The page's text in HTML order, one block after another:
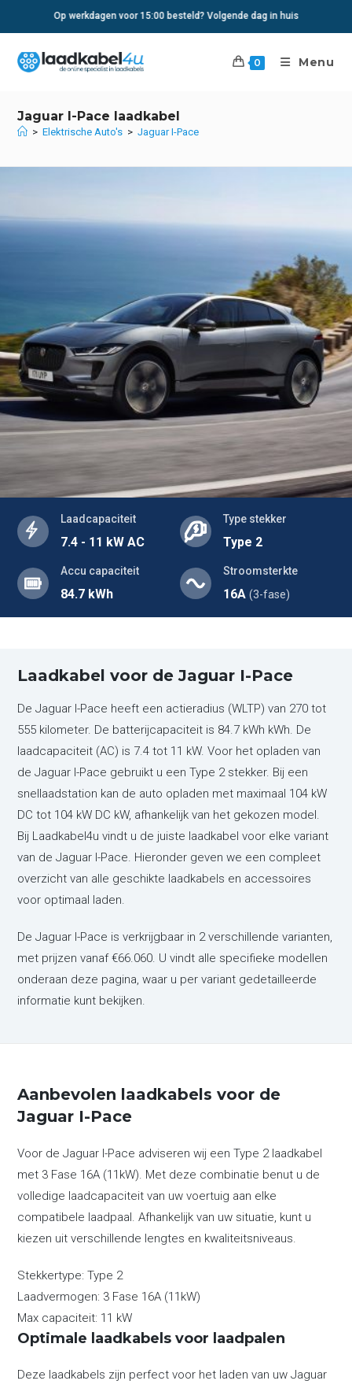
Op werkdagen voor 15:00 besteld? Volgende dag in huis
0 Menu
Jaguar I-Pace laadkabel
> Elektrische Auto's > Jaguar I-Pace
Laadcapaciteit
7.4 - 11 kW AC
Type stekker
Type 2
Accu capaciteit
84.7 kWh
Stroomsterkte
16A (3-fase)
Laadkabel voor de Jaguar I-Pace
De Jaguar I-Pace heeft een actieradius (WLTP) van 270 tot
555 kilometer. De batterijcapaciteit is 84.7 kWh kWh. De
laadcapaciteit (AC) is 7.4 tot 11 kW. Voor het opladen van
de Jaguar I-Pace gebruikt u een Type 2 stekker. Bij een
snellaadstation kan de auto opladen met maximaal 104 kW
DC tot 104 kW DC kW, afhankelijk van het gekozen model.
Bij Laadkabel4u vindt u de juiste laadkabel voor elke variant
van de Jaguar I-Pace. Hieronder geven we een compleet
overzicht van alle geschikte laadkabels en accessoires
voor optimaal laden.
De Jaguar I-Pace is verkrijgbaar in 2 verschillende varianten,
met prijzen vanaf €66.060. U vindt alle specifieke modellen
onderaan deze pagina, waar u per variant gedetailleerde
informatie kunt bekijken.
Aanbevolen laadkabels voor de
Jaguar I-Pace
Voor de Jaguar I-Pace adviseren wij een Type 2 laadkabel
met 3 Fase 16A (11kW). Met deze combinatie benut u de
volledige laadcapaciteit van uw voertuig aan elke
compatibele laadpaal. Afhankelijk van uw situatie, kunt u
kiezen uit verschillende lengtes en kwaliteitsniveaus.
Stekkertype: Type 2
Laadvermogen: 3 Fase 16A (11kW)
Max capaciteit: 11 kW
Optimale laadkabels voor laadpalen
Deze laadkabels zijn perfect voor het laden van uw Jaguar